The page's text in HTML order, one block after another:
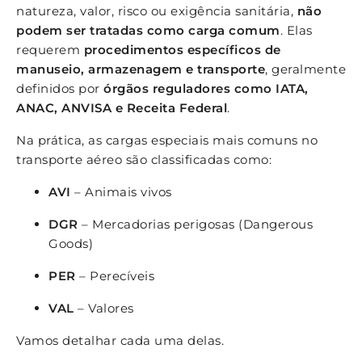
natureza, valor, risco ou exigência sanitária, não
podem ser tratadas como carga comum. Elas
requerem procedimentos específicos de
manuseio, armazenagem e transporte, geralmente
definidos por órgãos reguladores como IATA,
ANAC, ANVISA e Receita Federal.
Na prática, as cargas especiais mais comuns no
transporte aéreo são classificadas como:
AVI – Animais vivos
DGR – Mercadorias perigosas (Dangerous
Goods)
PER – Perecíveis
VAL – Valores
Vamos detalhar cada uma delas.